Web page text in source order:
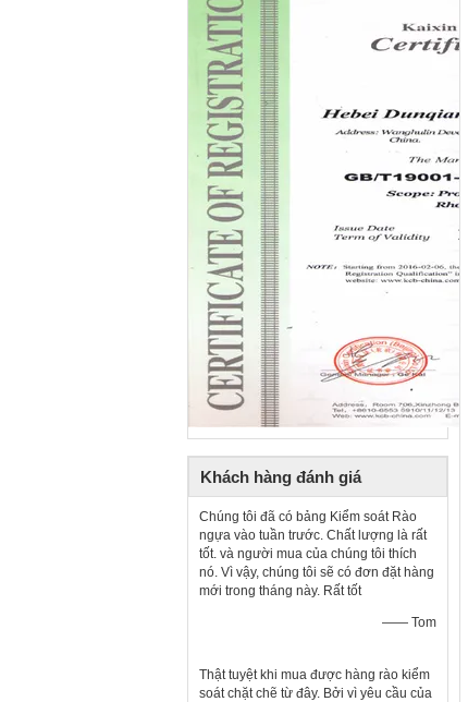
Khách hàng đánh giá
Chúng tôi đã có bảng Kiểm soát Rào
ngựa vào tuần trước. Chất lượng là rất
tốt. và người mua của chúng tôi thích
nó. Vì vậy, chúng tôi sẽ có đơn đặt hàng
mới trong tháng này. Rất tốt
—— Tom
Thật tuyệt khi mua được hàng rào kiểm
soát chặt chẽ từ đây. Bởi vì yêu cầu của